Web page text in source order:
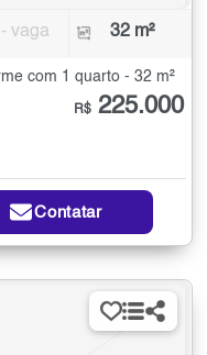
- vaga 32 m²
com 1 quarto - 32 m²
R$ 225.000
Contatar